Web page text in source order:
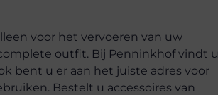
voor het vervoeren van uw
outfit. Bij Penninkhof vindt u
bent u er aan het juiste adres voor
Bestelt u accessoires van